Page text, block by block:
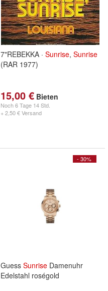
7"REBEKKA · Sunrise, Sunrise
(RAR 1977)
15,00 € Bieten
Noch6 Tage 14 Std.
+ 2,50 € Versand
- 30%
Guess Sunrise Damenuhr
Edelstahl roségold